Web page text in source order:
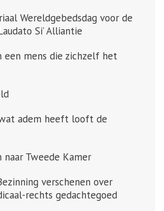
Wereldgebedsdag voor de
Si’ Alliantie
een mens die zichzelf het
adem heeft looft de
naar Tweede Kamer
verschenen over
rechts gedachtegoed